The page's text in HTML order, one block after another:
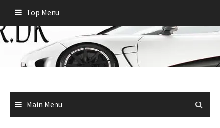
content
Top Menu
Main Menu